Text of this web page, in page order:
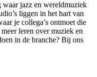
waar jazz en wereldmuziek
liggen in het hart van
je collega’s ontmoet die
leren over muziek en
in de branche? Bij ons